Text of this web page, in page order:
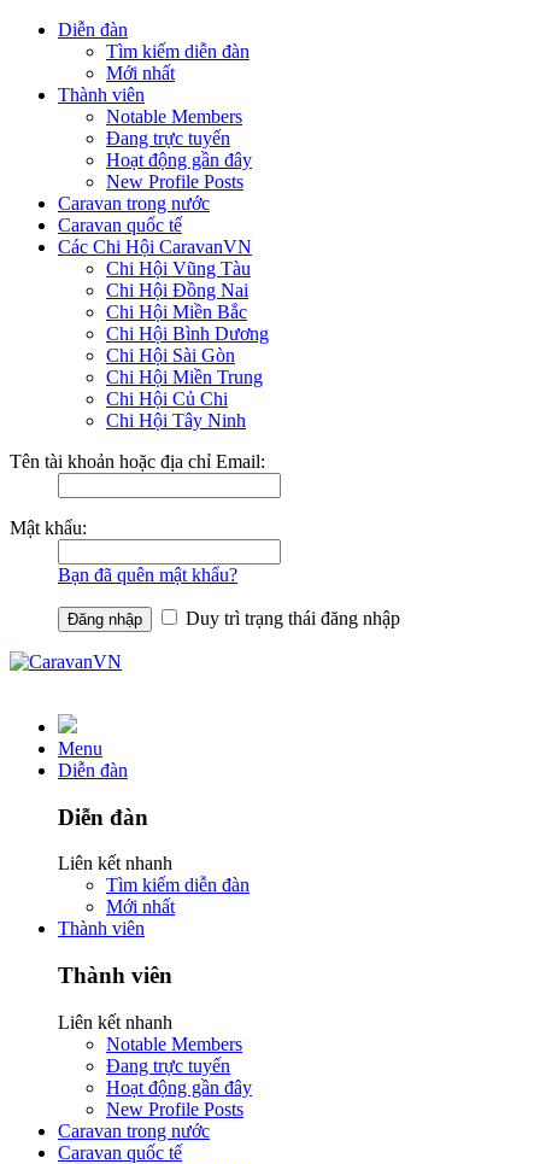
Diễn đàn
Tìm kiếm diễn đàn
Mới nhất
Thành viên
Notable Members
Đang trực tuyến
Hoạt động gần đây
New Profile Posts
Caravan trong nước
Caravan quốc tế
Các Chi Hội CaravanVN
Chi Hội Vũng Tàu
Chi Hội Đồng Nai
Chi Hội Miền Bắc
Chi Hội Bình Dương
Chi Hội Sài Gòn
Chi Hội Miền Trung
Chi Hội Củ Chi
Chi Hội Tây Ninh
Tên tài khoản hoặc địa chỉ Email:
Mật khẩu:
Bạn đã quên mật khẩu?
Duy trì trạng thái đăng nhập
Menu
Diễn đàn
Diễn đàn
Liên kết nhanh
Tìm kiếm diễn đàn
Mới nhất
Thành viên
Thành viên
Liên kết nhanh
Notable Members
Đang trực tuyến
Hoạt động gần đây
New Profile Posts
Caravan trong nước
Caravan quốc tế